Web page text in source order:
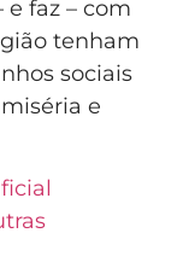
faz – com
tenham
sociais
e